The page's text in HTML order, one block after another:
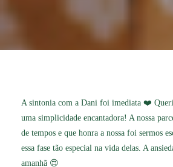
A sintonia com a Dani foi imediata ❤️
uma simplicidade encantadora! A nossa
de tempos e que honra a nossa foi sermos
essa fase tão especial na vida delas. A
amanhã 😍